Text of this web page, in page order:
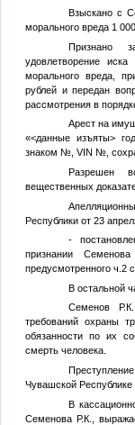
Взыскано с
морального вреда 1
Признано
удовлетворение
морального вреда,
рублей и передан
рассмотрения в
Арест на
«<данные изъяты>
знаком №, VIN №,
Разрешен
вещественных
Республики от 23
-
признании
предусмотренного ч.2
В остальной
Семенов
требований охраны
обязанности по их
смерть человека.
Чувашской Республике
В
Семенова Р.К.,